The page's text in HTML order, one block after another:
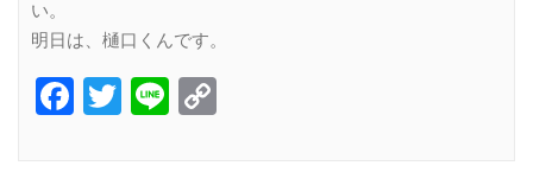
い。
明日は、樋口くんです。
Facebook
Twitter
Line